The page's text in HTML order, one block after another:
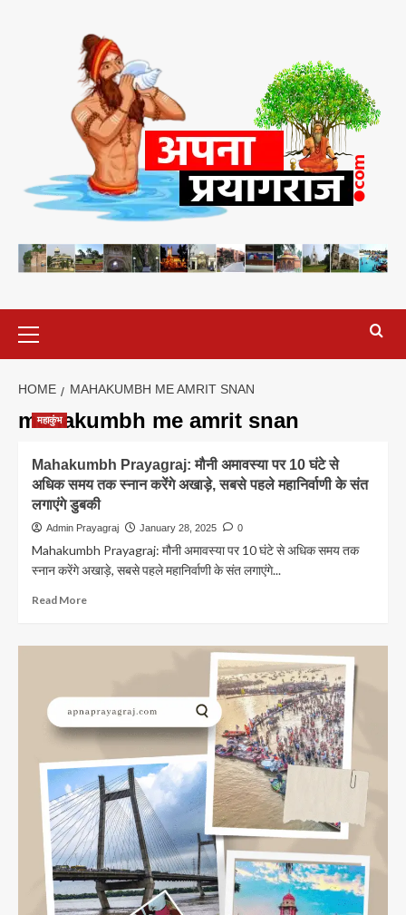
Menu
HOME MAHAKUMBH ME AMRIT SNAN
mahakumbh me amrit snan
महाकुंभ
Mahakumbh Prayagraj: मौनी अमावस्या पर 10 घंटे से
अधिक समय तक स्नान करेंगे अखाड़े, सबसे पहले महानिर्वाणी के संत
लगाएंगे डुबकी
Admin Prayagraj January 28, 2025 0
Mahakumbh Prayagraj: मौनी अमावस्या पर 10 घंटे से अधिक समय तक
स्नान करेंगे अखाड़े, सबसे पहले महानिर्वाणी के संत लगाएंगे...
Read MoreRead
Mahakumbh
अमावस्या
पर
10
से
अधिक
समय
तक
स्नान
करेंगे
अखाड़े,
सबसे
पहले